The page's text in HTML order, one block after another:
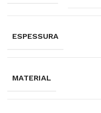
ESPESSURA
MATERIAL